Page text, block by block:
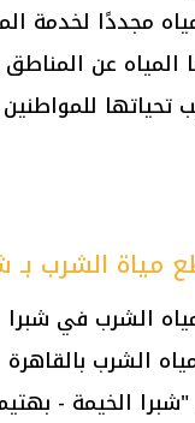
مجددًا لخدمة
عن المناطق
تحياتها
مياة الشرب بـ
الشرب في
الشرب
الخيمة -